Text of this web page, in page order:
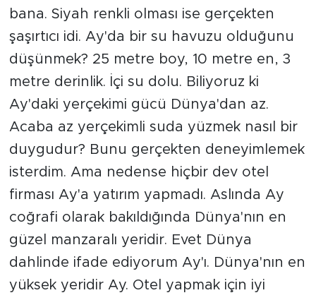
bana. Siyah renkli olması ise gerçekten
şaşırtıcı idi. Ay'da bir su havuzu olduğunu
düşünmek? 25 metre boy, 10 metre en, 3
metre derinlik. İçi su dolu. Biliyoruz ki
Ay'daki yerçekimi gücü Dünya'dan az.
Acaba az yerçekimli suda yüzmek nasıl bir
duygudur? Bunu gerçekten deneyimlemek
isterdim. Ama nedense hiçbir dev otel
firması Ay'a yatırım yapmadı. Aslında Ay
coğrafi olarak bakıldığında Dünya'nın en
güzel manzaralı yeridir. Evet Dünya
dahlinde ifade ediyorum Ay'ı. Dünya'nın en
yüksek yeridir Ay. Otel yapmak için iyi